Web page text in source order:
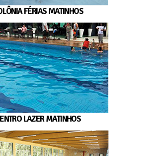
FÉRIAS MATINHOS
LAZER MATINHOS